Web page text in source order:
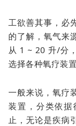
工欲善其事，必
的了解，氧气来
从 1 ~ 20 升/分
选择各种氧疗装置
一般来说，氧疗
装置，分类依据
止，无论是疾病